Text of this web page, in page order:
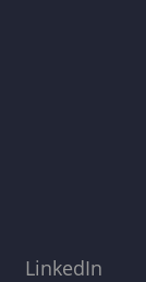
LinkedIn